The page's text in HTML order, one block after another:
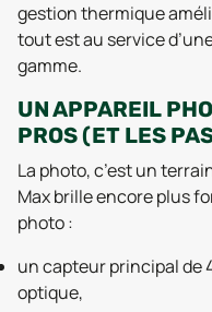
gestion thermique
tout est au service
gamme.
UN APPAREIL
PROS (ET LES
La photo, c’est un
Max brille encore plus
photo :
un capteur principal de
optique,